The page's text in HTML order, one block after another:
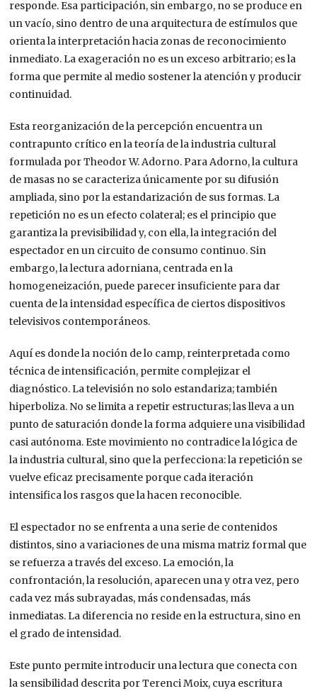
responde. Esa participación, sin embargo, no se produce en
un vacío, sino dentro de una arquitectura de estímulos que
orienta la interpretación hacia zonas de reconocimiento
inmediato. La exageración no es un exceso arbitrario; es la
forma que permite al medio sostener la atención y producir
continuidad.
Esta reorganización de la percepción encuentra un
contrapunto crítico en la teoría de la industria cultural
formulada por Theodor W. Adorno. Para Adorno, la cultura
de masas no se caracteriza únicamente por su difusión
ampliada, sino por la estandarización de sus formas. La
repetición no es un efecto colateral; es el principio que
garantiza la previsibilidad y, con ella, la integración del
espectador en un circuito de consumo continuo. Sin
embargo, la lectura adorniana, centrada en la
homogeneización, puede parecer insuficiente para dar
cuenta de la intensidad específica de ciertos dispositivos
televisivos contemporáneos.
Aquí es donde la noción de lo camp, reinterpretada como
técnica de intensificación, permite complejizar el
diagnóstico. La televisión no solo estandariza; también
hiperboliza. No se limita a repetir estructuras; las lleva a un
punto de saturación donde la forma adquiere una visibilidad
casi autónoma. Este movimiento no contradice la lógica de
la industria cultural, sino que la perfecciona: la repetición se
vuelve eficaz precisamente porque cada iteración
intensifica los rasgos que la hacen reconocible.
El espectador no se enfrenta a una serie de contenidos
distintos, sino a variaciones de una misma matriz formal que
se refuerza a través del exceso. La emoción, la
confrontación, la resolución, aparecen una y otra vez, pero
cada vez más subrayadas, más condensadas, más
inmediatas. La diferencia no reside en la estructura, sino en
el grado de intensidad.
Este punto permite introducir una lectura que conecta con
la sensibilidad descrita por Terenci Moix, cuya escritura